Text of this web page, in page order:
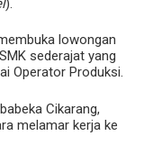
).
lowongan
sederajat yang
Operator Produksi.
Cikarang,
melamar kerja ke